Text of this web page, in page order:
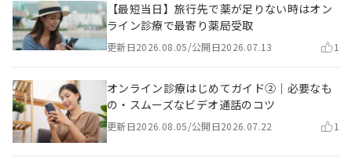
【最短当日】旅行先で薬が足りない時はオン
ライン診療で最寄り薬局受取
更新日2026.08.05/公開日2026.07.13 1
オンライン診療はじめてガイド②｜必要なも
の・スムーズなビデオ通話のコツ
更新日2026.08.05/公開日2026.07.22 1